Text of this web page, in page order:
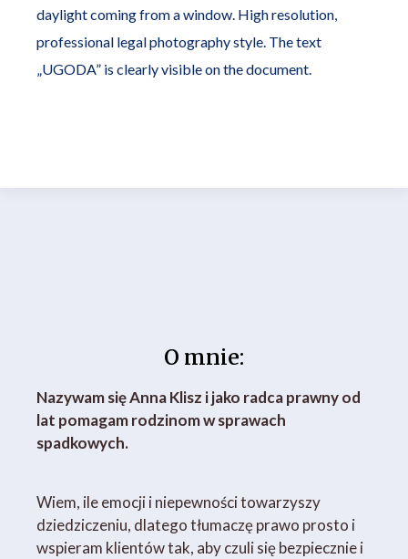
O mnie:
Nazywam się Anna Klisz i jako radca prawny od
lat pomagam rodzinom w sprawach
spadkowych.
Wiem, ile emocji i niepewności towarzyszy
dziedziczeniu, dlatego tłumaczę prawo prosto i
wspieram klientów tak, aby czuli się bezpiecznie i
daylight coming from a window. High resolution,
professional legal photography style. The text
„UGODA” is clearly visible on the document.